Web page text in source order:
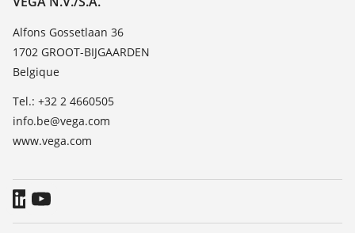
TeamViewer
Contact
News
Presse
Blog
Alfons Gossetlaan 36
1702 GROOT-BIJGAARDEN
Belgique
Tel.: +32 2 4660505
info.be@vega.com
www.vega.com